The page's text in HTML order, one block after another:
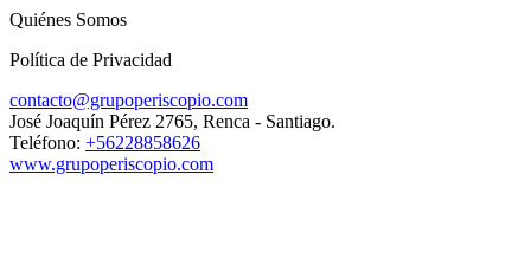
Quiénes Somos
Política de Privacidad
contacto@grupoperiscopio.com
José Joaquín Pérez 2765, Renca - Santiago.
Teléfono: +56228858626
www.grupoperiscopio.com